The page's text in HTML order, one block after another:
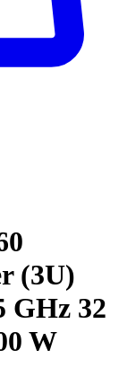
(3U)
GHz 32
W